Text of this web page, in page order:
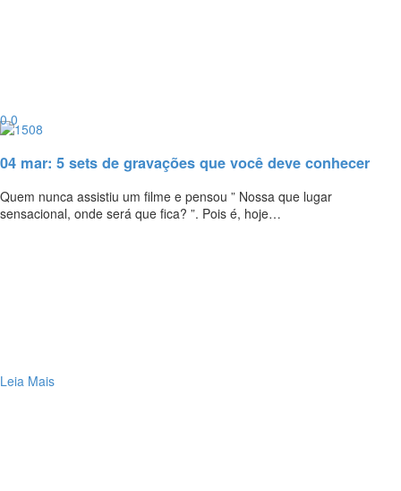
0 0
04 mar: 5 sets de gravações que você deve conhecer
Quem nunca assistiu um filme e pensou ” Nossa que lugar
sensacional, onde será que fica? ”. Pois é, hoje…
Leia Mais